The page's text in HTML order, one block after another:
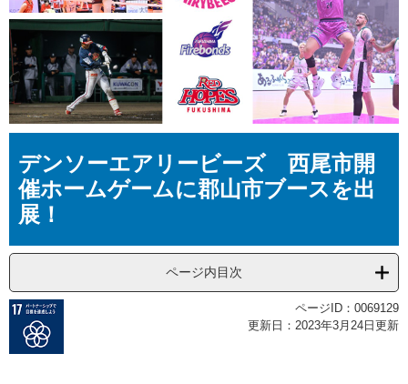
文デンソーエアリービーズ 西尾市開
催ホームゲームに郡山市ブースを出
展！
ページ内目次
ページID：0069129
更新日：2023年3月24日更新